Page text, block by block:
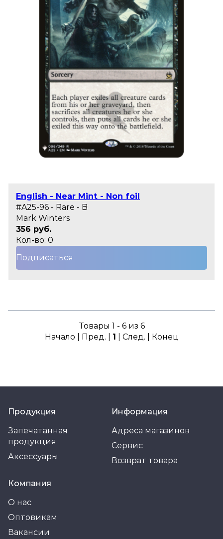
English - Near Mint - Non foil
#A25-96 - Rare - B
Mark Winters
356 руб.
Кол-во: 0
Подписаться
Товары 1 - 6 из 6
Начало | Пред. | 1 | След. | Конец
Продукция
Запечатанная
продукция
Аксессуары
Информация
Адреса магазинов
Сервис
Возврат товара
Компания
О нас
Оптовикам
Вакансии